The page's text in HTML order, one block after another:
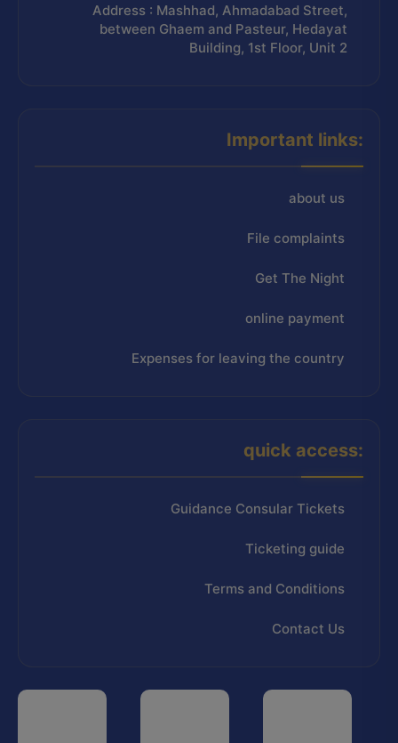
Address : Mashhad, Ahmadabad Street,
between Ghaem and Pasteur, Hedayat
Building, 1st Floor, Unit 2
Important links:
about us
File complaints
Get The Night
online payment
Expenses for leaving the country
quick access:
Guidance Consular Tickets
Ticketing guide
Terms and Conditions
Contact Us